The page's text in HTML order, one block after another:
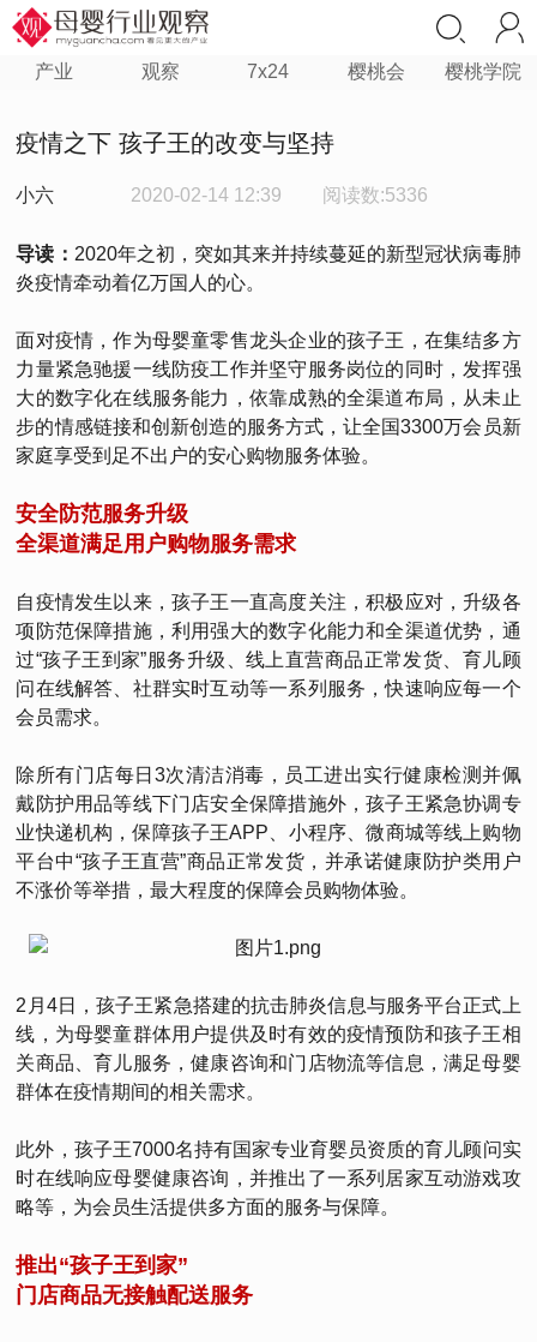
产业 观察 7x24 樱桃会 樱桃学院
疫情之下 孩子王的改变与坚持
小六 2020-02-14 12:39 阅读数:5336
导读： 2020年之初，突如其来并持续蔓延的新型冠状病毒肺
炎疫情牵动着亿万国人的心。
面对疫情，作为母婴童零售龙头企业的孩子王，在集结多方
力量紧急驰援一线防疫工作并坚守服务岗位的同时，发挥强
大的数字化在线服务能力，依靠成熟的全渠道布局，从未止
步的情感链接和创新创造的服务方式，让全国3300万会员新
家庭享受到足不出户的安心购物服务体验。
安全防范服务升级
全渠道满足用户购物服务需求
自疫情发生以来，孩子王一直高度关注，积极应对，升级各
项防范保障措施，利用强大的数字化能力和全渠道优势，通
过“孩子王到家”服务升级、线上直营商品正常发货、育儿顾
问在线解答、社群实时互动等一系列服务，快速响应每一个
会员需求。
除所有门店每日3次清洁消毒，员工进出实行健康检测并佩
戴防护用品等线下门店安全保障措施外，孩子王紧急协调专
业快递机构，保障孩子王APP、小程序、微商城等线上购物
平台中“孩子王直营”商品正常发货，并承诺健康防护类用户
不涨价等举措，最大程度的保障会员购物体验。
2月4日，孩子王紧急搭建的抗击肺炎信息与服务平台正式上
线，为母婴童群体用户提供及时有效的疫情预防和孩子王相
关商品、育儿服务，健康咨询和门店物流等信息，满足母婴
群体在疫情期间的相关需求。
此外，孩子王7000名持有国家专业育婴员资质的育儿顾问实
时在线响应母婴健康咨询，并推出了一系列居家互动游戏攻
略等，为会员生活提供多方面的服务与保障。
推出“孩子王到家”
门店商品无接触配送服务